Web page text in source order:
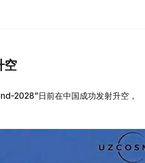
空
2028”日前在中国成功发射升空，